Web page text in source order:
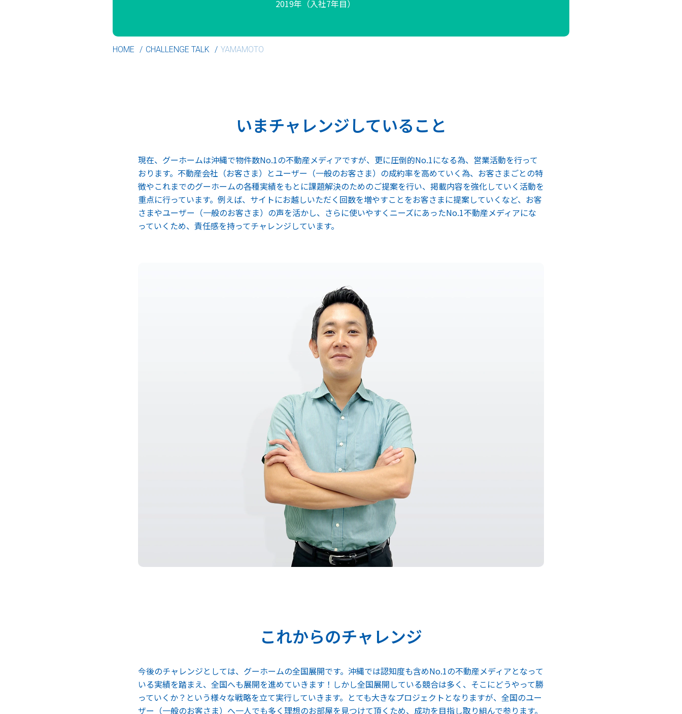
2019年（入社7年目）
HOME CHALLENGE TALK YAMAMOTO
いまチャレンジしていること
現在、グーホームは沖縄で物件数No.1の不動産メディアですが、更に圧倒的No.1になる為、営業活動を行って
おります。不動産会社（お客さま）とユーザー（一般のお客さま）の成約率を高めていく為、お客さまごとの特
徴やこれまでのグーホームの各種実績をもとに課題解決のためのご提案を行い、掲載内容を強化していく活動を
重点に行っています。例えば、サイトにお越しいただく回数を増やすことをお客さまに提案していくなど、お客
さまやユーザー（一般のお客さま）の声を活かし、さらに使いやすくニーズにあったNo.1不動産メディアにな
っていくため、責任感を持ってチャレンジしています。
これからのチャレンジ
今後のチャレンジとしては、グーホームの全国展開です。沖縄では認知度も含めNo.1の不動産メディアとなって
いる実績を踏まえ、全国へも展開を進めていきます！しかし全国展開している競合は多く、そこにどうやって勝
っていくか？という様々な戦略を立て実行していきます。とても大きなプロジェクトとなりますが、全国のユー
ザー（一般のお客さま）へ一人でも多く理想のお部屋を見つけて頂くため、成功を目指し取り組んで参ります。